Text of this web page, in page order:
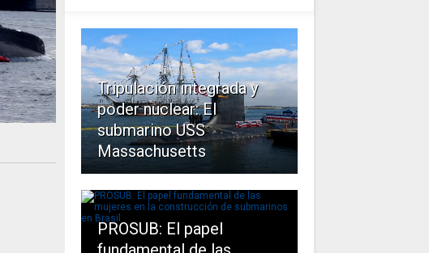
Tripulación integrada y
poder nuclear: El
submarino USS
Massachusetts
PROSUB: El papel